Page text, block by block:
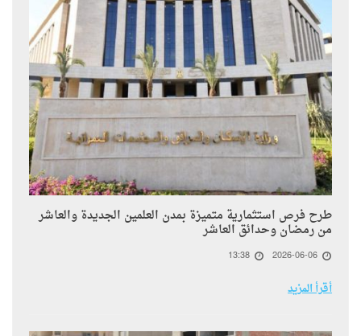
طرح فرص استثمارية متميزة بمدن العلمين الجديدة والعاشر
من رمضان وحدائق العاشر
2026-06-06
13:38
أقرأ المزيد